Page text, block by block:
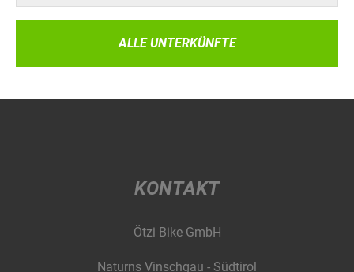
ALLE UNTERKÜNFTE
KONTAKT
Ötzi Bike GmbH
Naturns Vinschgau - Südtirol